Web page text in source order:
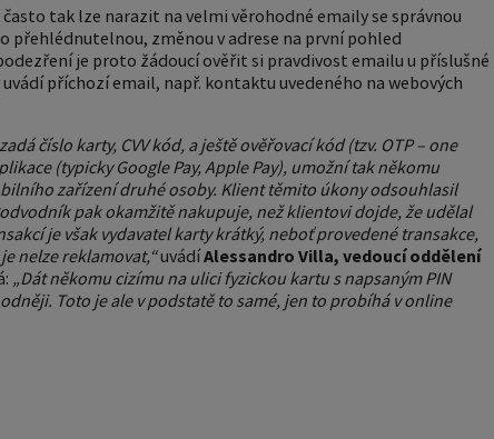
tak lze narazit na velmi věrohodné emaily se správnou
změnou v adrese na první pohled
je proto žádoucí ověřit si pravdivost emailu u příslušné
příchozí email, např. kontaktu uvedeného na webových
číslo karty, CVV kód, a ještě ověřovací kód (tzv. OTP – one
(typicky Google Pay, Apple Pay), umožní tak někomu
zařízení druhé osoby. Klient těmito úkony odsouhlasil
pak okamžitě nakupuje, než klientovi dojde, že udělal
je však vydavatel karty krátký, neboť provedené transakce,
nelze reklamovat,“uvádíAlessandro Villa, vedoucí oddělení
„Dát někomu cizímu na ulici fyzickou kartu s napsaným PIN
Toto je ale v podstatě to samé, jen to probíhá v online